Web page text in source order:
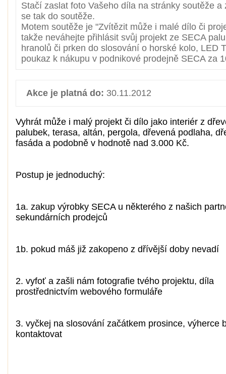
Stačí zaslat foto Vašeho díla na stránky soutěže a
se tak do soutěže.
Motem soutěže je "Zvítězit může i malé dílo či
takže neváhejte přihlásit svůj projekt ze SECA
hranolů či prken do slosování o horské kolo, LED
poukaz k nákupu v podnikové prodejně SECA za
Akce je platná do: 30.11.2012
Vyhrát může i malý projekt či dílo jako interiér z
palubek, terasa, altán, pergola, dřevená podlaha,
fasáda a podobně v hodnotě nad 3.000 Kč.
Postup je jednoduchý:
1a. zakup výrobky SECA u některého z našich
sekundárních prodejců
1b. pokud máš již zakopeno z dřívější doby nevadí
2. vyfoť a zašli nám fotografie tvého projektu, díla
prostřednictvím webového formuláře
3. vyčkej na slosování začátkem prosince, výherce
kontaktovat